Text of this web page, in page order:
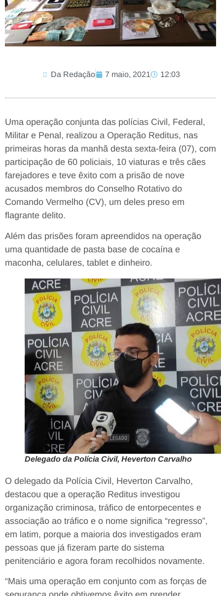
Da Redação 7 maio, 2021 12:03
Uma operação conjunta das polícias Civil, Federal,
Militar e Penal, realizou a Operação Reditus, nas
primeiras horas da manhã desta sexta-feira (07), com
participação de 60 policiais, 10 viaturas e três cães
farejadores e teve êxito com a prisão de nove
acusados membros do Conselho Rotativo do
Comando Vermelho (CV), um deles preso em
flagrante delito.
Além das prisões foram apreendidos na operação
uma quantidade de pasta base de cocaína e
maconha, celulares, tablet e dinheiro.
Delegado da Polícia Civil, Heverton Carvalho
O delegado da Polícia Civil, Heverton Carvalho,
destacou que a operação Reditus investigou
organização criminosa, tráfico de entorpecentes e
associação ao tráfico e o nome significa “regresso”,
em latim, porque a maioria dos investigados eram
pessoas que já fizeram parte do sistema
penitenciário e agora foram recolhidos novamente.
“Mais uma operação em conjunto com as forças de